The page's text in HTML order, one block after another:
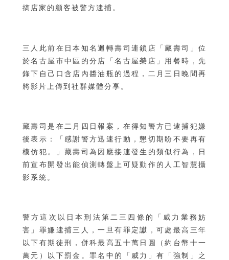
搞店家的顧客被警方逮捕。
三人此前在日本知名迴轉壽司連鎖店「藏壽司」位
於名古屋市中區的分店「名古屋榮店」用餐時，先
錄下自己口含店內醬油瓶的過程，二月三日晚間再
將影片上傳到社群媒體分享。
藏壽司是在二月四日報案，在得知警方已逮捕犯嫌
後表示：「感謝警方迅速行動，懇切期盼不要再有
模仿犯。」藏壽司為因應接連發生的類似行為，日
前宣布開發出能偵測轉盤上可疑動作的人工智慧攝
影系統。
警方這次以日本刑法第二三四條的「威力業務妨
害」罪嫌逮捕三人，一旦有罪定讞，可處最高三年
以下有期徒刑，併科最高五十萬日圓（約台幣十一
萬元）以下罰金。罪名中的「威力」有「強制」之